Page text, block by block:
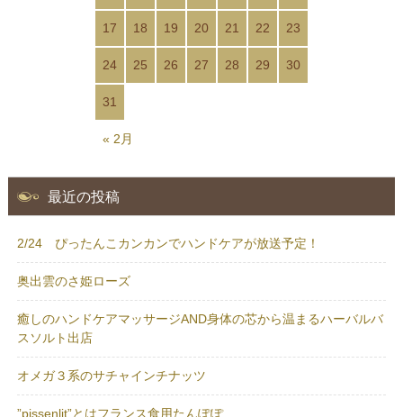
« 2月
17 18 19 20 21 22 23
24 25 26 27 28 29 30
31
最近の投稿
2/24 ぴったんこカンカンでハンドケアが放送予定！
奥出雲のさ姫ローズ
癒しのハンドケアマッサージAND身体の芯から温まるハーバルバ
スソルト出店
オメガ３系のサチャインチナッツ
”pissenlit”とはフランス食用たんぽぽ